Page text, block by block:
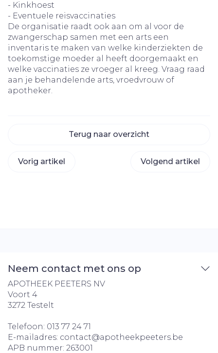
- Kinkhoest
- Eventuele reisvaccinaties
De organisatie raadt ook aan om al voor de
zwangerschap samen met een arts een
inventaris te maken van welke kinderziekten de
toekomstige moeder al heeft doorgemaakt en
welke vaccinaties ze vroeger al kreeg. Vraag raad
aan je behandelende arts, vroedvrouw of
apotheker.
Terug naar overzicht
Vorig artikel Volgend artikel
Neem contact met ons op
APOTHEEK PEETERS NV
Voort 4
3272 Testelt
Telefoon: 013 77 24 71
E-mailadres: contact@apotheekpeeters.be
APB nummer: 263001